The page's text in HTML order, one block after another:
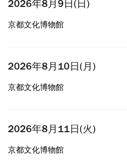
2026年8月9日(日)
京都文化博物館
2026年8月10日(月)
京都文化博物館
2026年8月11日(火)
京都文化博物館